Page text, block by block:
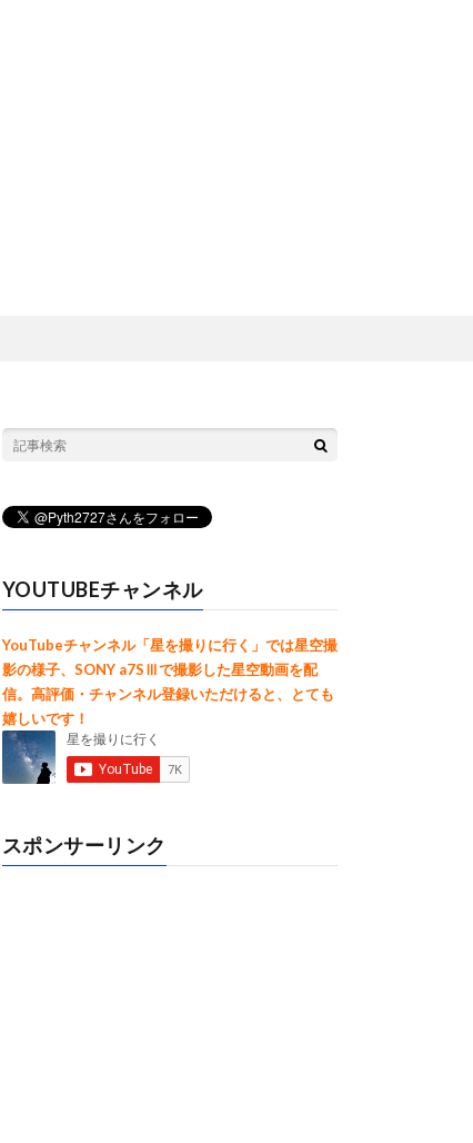
YOUTUBEチャンネル
YouTubeチャンネル「星を撮りに行く」では星空撮
影の様子、SONY a7SⅢで撮影した星空動画を配
信。高評価・チャンネル登録いただけると、とても
嬉しいです！
スポンサーリンク